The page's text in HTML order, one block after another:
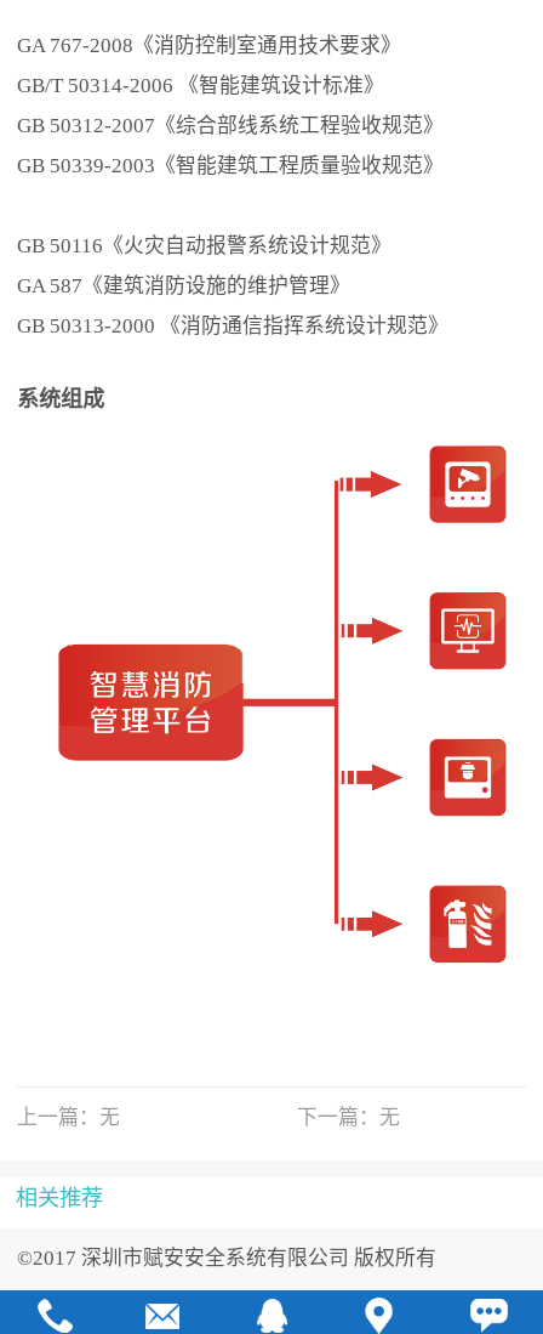
GA 767-2008《消防控制室通用技术要求》
GB/T 50314-2006 《智能建筑设计标准》
GB 50312-2007《综合部线系统工程验收规范》
GB 50339-2003《智能建筑工程质量验收规范》
GB 50116《火灾自动报警系统设计规范》
GA 587《建筑消防设施的维护管理》
GB 50313-2000 《消防通信指挥系统设计规范》
系统组成
上一篇：无 下一篇：无
相关推荐
©2017 深圳市赋安安全系统有限公司 版权所有